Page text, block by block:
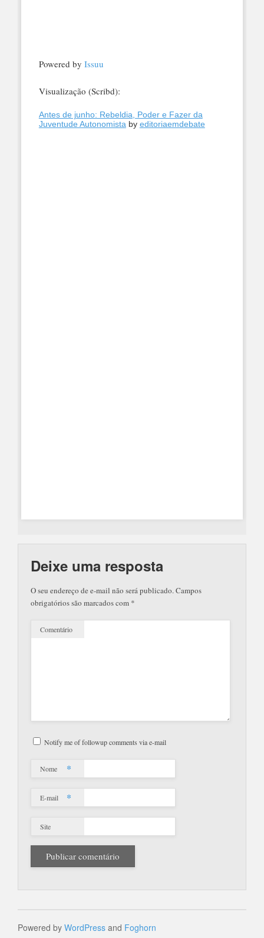
Powered by Issuu
Visualização (Scribd):
Antes de junho: Rebeldia, Poder e Fazer da
Juventude Autonomista by editoriaemdebate
Deixe uma resposta
O seu endereço de e-mail não será publicado.Campos
obrigatórios são marcados com *
Comentário
Notify me of followup comments via e-mail
Nome *
E-mail *
Site
Powered by WordPress and Foghorn